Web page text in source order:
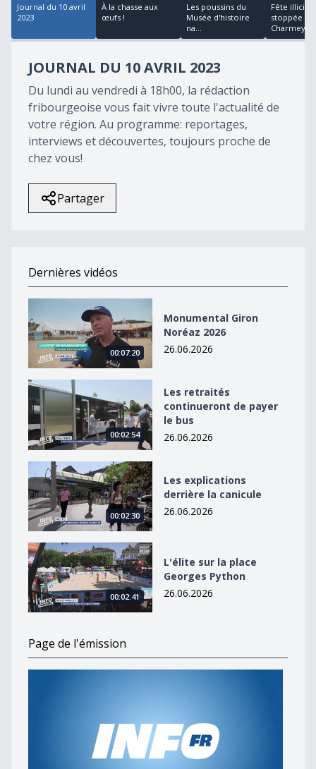
Journal du 10 avril
2023
À la chasse aux
œufs !
Les poussins du
Musée d'histoire
na...
Fête illicite
stoppée à
Charmey
JOURNAL DU 10 AVRIL 2023
Du lundi au vendredi à 18h00, la rédaction
fribourgeoise vous fait vivre toute l'actualité de
votre région. Au programme: reportages,
interviews et découvertes, toujours proche de
chez vous!
Partager
Dernières vidéos
Monumental Giron Noréaz 2026
00:07:20
Monumental Giron
Noréaz 2026
26.06.2026
Les retraités continueront de payer le bus
00:02:54
Les retraités
continueront de payer
le bus
26.06.2026
Les explications derrière la canicule
00:02:30
Les explications
derrière la canicule
26.06.2026
L&#039;élite sur la place Georges Python
00:02:41
L'élite sur la place
Georges Python
26.06.2026
Page de l'émission